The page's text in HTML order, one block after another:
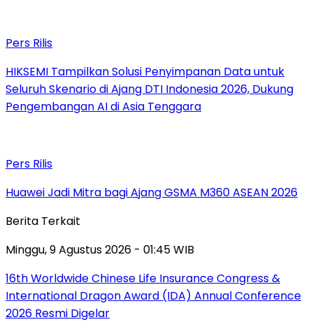
Pers Rilis
HIKSEMI Tampilkan Solusi Penyimpanan Data untuk
Seluruh Skenario di Ajang DTI Indonesia 2026, Dukung
Pengembangan AI di Asia Tenggara
Pers Rilis
Huawei Jadi Mitra bagi Ajang GSMA M360 ASEAN 2026
Berita Terkait
Minggu, 9 Agustus 2026 - 01:45 WIB
16th Worldwide Chinese Life Insurance Congress &
International Dragon Award (IDA) Annual Conference
2026 Resmi Digelar